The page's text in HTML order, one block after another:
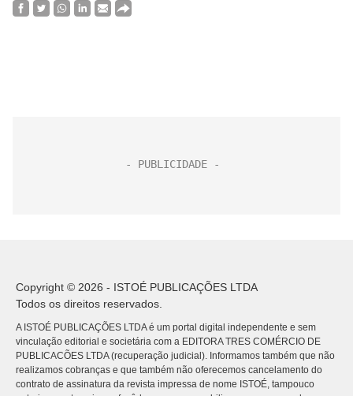
Copyright © 2026 - ISTOÉ PUBLICAÇÕES LTDA
Todos os direitos reservados.
A ISTOÉ PUBLICAÇÕES LTDA é um portal digital independente e sem
vinculação editorial e societária com a EDITORA TRES COMÉRCIO DE
PUBLICACÕES LTDA (recuperação judicial). Informamos também que não
realizamos cobranças e que também não oferecemos cancelamento do
contrato de assinatura da revista impressa de nome ISTOÉ, tampouco